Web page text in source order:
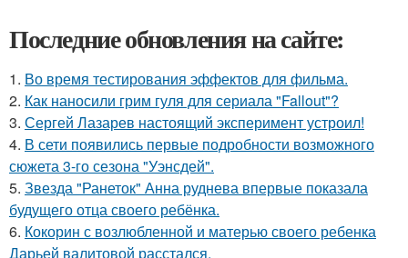
Последние обновления на сайте:
1. Во время тестирования эффектов для фильма.
2. Как наносили грим гуля для сериала "Fallout"?
3. Сергей Лазарев настоящий эксперимент устроил!
4. В сети появились первые подробности возможного
сюжета 3-го сезона "Уэнсдей".
5. Звезда "Ранеток" Анна руднева впервые показала
будущего отца своего ребёнка.
6. Кокорин с возлюбленной и матерью своего ребенка
Дарьей валитовой расстался.